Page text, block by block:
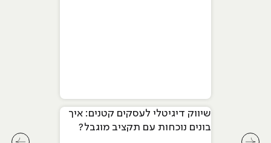
שיווק דיגיטלי לעסקים קטנים: איך
בונים נוכחות עם תקציב מוגבל?